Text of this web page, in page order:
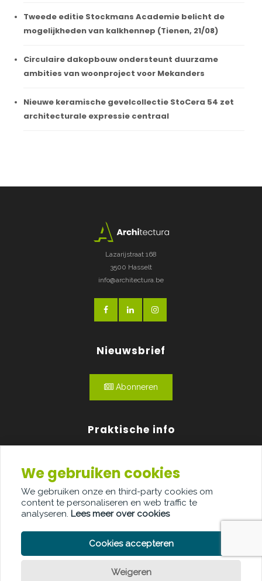
Tweede editie Stockmans Academie belicht de
mogelijkheden van kalkhennep (Tienen, 21/08)
Circulaire dakopbouw ondersteunt duurzame
ambities van woonproject voor Mekanders
Nieuwe keramische gevelcollectie StoCera 54 zet
architecturale expressie centraal
Lazarijstraat 168
3500 Hasselt
info@architectura.be
Nieuwsbrief
Abonneren
Praktische info
Over ons
Adverteren
Contact
We gebruiken cookies
We gebruiken onze en third-party cookies om
content te personaliseren en web traffic te
analyseren. Lees meer over cookies
Cookies accepteren
Weigeren